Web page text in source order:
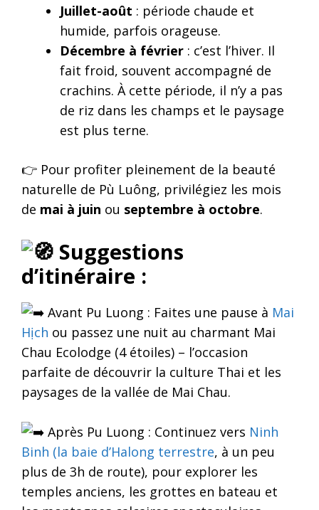
Juillet-août : période chaude et
humide, parfois orageuse.
Décembre à février : c’est l’hiver. Il
fait froid, souvent accompagné de
crachins. À cette période, il n’y a pas
de riz dans les champs et le paysage
est plus terne.
👉 Pour profiter pleinement de la beauté
naturelle de Pù Luông, privilégiez les mois
de mai à juin ou septembre à octobre.
Suggestions
d’itinéraire :
Avant Pu Luong : Faites une pause à Mai
Hịch ou passez une nuit au charmant Mai
Chau Ecolodge (4 étoiles) – l’occasion
parfaite de découvrir la culture Thai et les
paysages de la vallée de Mai Chau.
Après Pu Luong : Continuez vers Ninh
Binh (la baie d’Halong terrestre, à un peu
plus de 3h de route), pour explorer les
temples anciens, les grottes en bateau et